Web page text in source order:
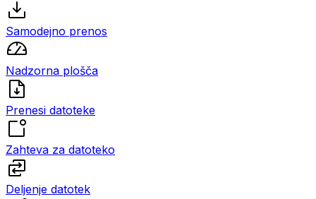
Samodejno prenos
Nadzorna plošča
Prenesi datoteke
Zahteva za datoteko
Deljenje datotek